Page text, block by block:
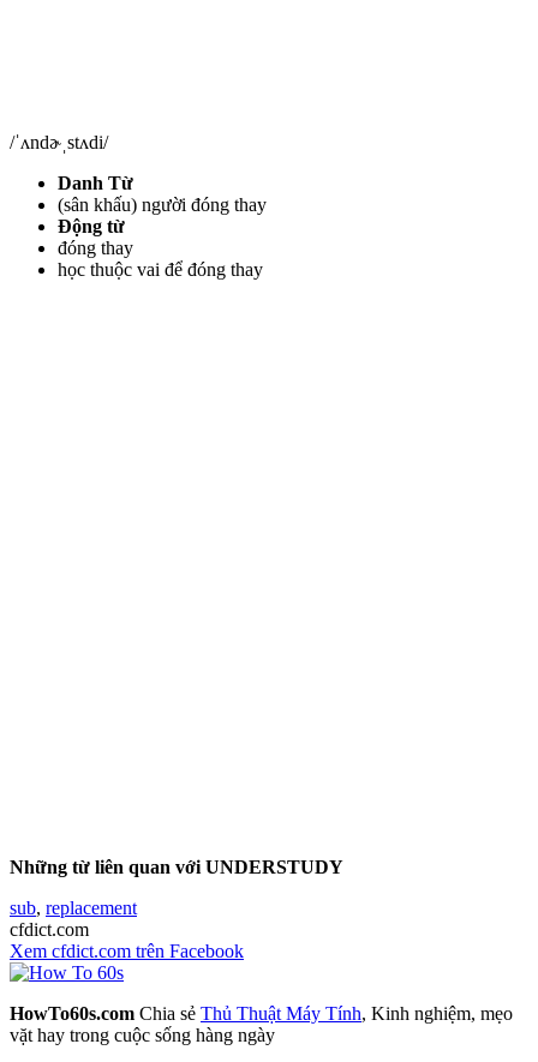
/ˈʌndɚˌstʌdi/
Danh Từ
(sân khấu) người đóng thay
Động từ
đóng thay
học thuộc vai để đóng thay
Những từ liên quan với UNDERSTUDY
sub, replacement
cfdict.com
Xem cfdict.com trên Facebook
HowTo60s.com Chia sẻ Thủ Thuật Máy Tính, Kinh nghiệm, mẹo
vặt hay trong cuộc sống hàng ngày